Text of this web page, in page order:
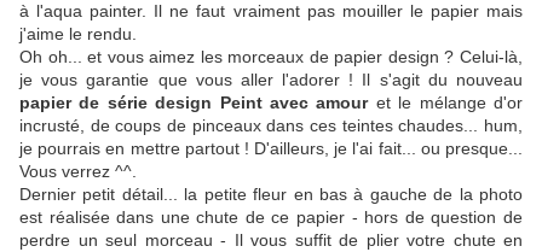
à l'aqua painter. Il ne faut vraiment pas mouiller le papier mais
j'aime le rendu.
Oh oh... et vous aimez les morceaux de papier design ? Celui-là,
je vous garantie que vous aller l'adorer ! Il s'agit du nouveau
papier de série design Peint avec amouret le mélange d'or
incrusté, de coups de pinceaux dans ces teintes chaudes... hum,
je pourrais en mettre partout ! D'ailleurs, je l'ai fait... ou presque...
Vous verrez ^^.
Dernier petit détail... la petite fleur en bas à gauche de la photo
est réalisée dans une chute de ce papier - hors de question de
perdre un seul morceau - Il vous suffit de plier votre chute en